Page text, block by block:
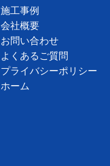
施工事例
会社概要
お問い合わせ
よくあるご質問
プライバシーポリシー
ホーム